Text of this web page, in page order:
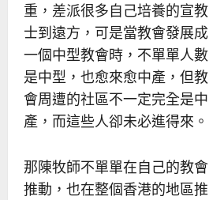
重，差派很多自己培養的宣教
士到遠方，可是當教會發展成
一個中型教會時，不單單人數
是中型，也愈來愈中產，但教
會周遭的社區不一定完全是中
產，而這些人卻未必進得來。
那陳牧師不單單在自己的教會
推動，也在整個香港的地區推